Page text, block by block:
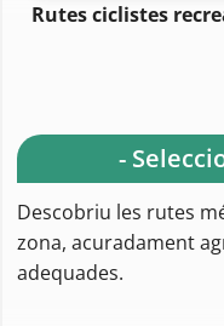
Rutes ciclistes
-
Descobriu les rutes
zona, acuradament
adequades.